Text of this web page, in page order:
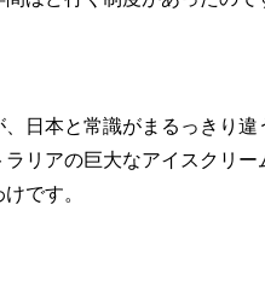
日本と常識がまるっきり
リアの巨大なアイスクリ
です。